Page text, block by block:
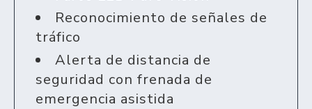
Reconocimiento de señales de
tráfico
Alerta de distancia de
seguridad con frenada de
emergencia asistida